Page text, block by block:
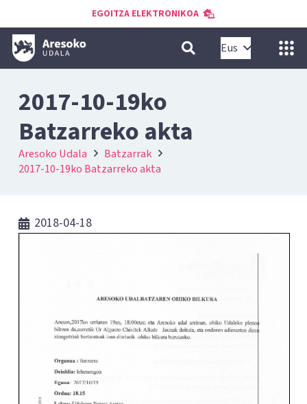
EGOITZA ELEKTRONIKOA
Eus
2017-10-19ko
Batzarreko akta
Aresoko Udala
Batzarrak
2017-10-19ko Batzarreko akta
2018-04-18